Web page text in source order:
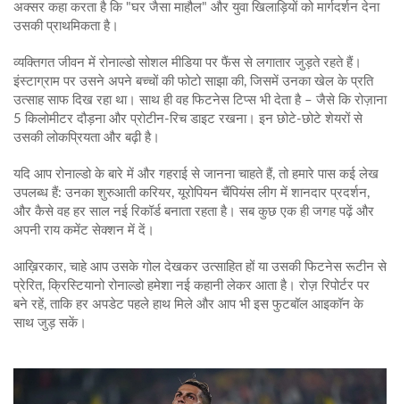
अक्सर कहा करता है कि "घर जैसा माहौल" और युवा खिलाड़ियों को मार्गदर्शन देना
उसकी प्राथमिकता है।
व्यक्तिगत जीवन में रोनाल्डो सोशल मीडिया पर फैंस से लगातार जुड़ते रहते हैं।
इंस्टाग्राम पर उसने अपने बच्चों की फोटो साझा की, जिसमें उनका खेल के प्रति
उत्साह साफ दिख रहा था। साथ ही वह फिटनेस टिप्स भी देता है – जैसे कि रोज़ाना
5 किलोमीटर दौड़ना और प्रोटीन‑रिच डाइट रखना। इन छोटे‑छोटे शेयरों से
उसकी लोकप्रियता और बढ़ी है।
यदि आप रोनाल्डो के बारे में और गहराई से जानना चाहते हैं, तो हमारे पास कई लेख
उपलब्ध हैं: उनका शुरुआती करियर, यूरोपियन चैंपियंस लीग में शानदार प्रदर्शन,
और कैसे वह हर साल नई रिकॉर्ड बनाता रहता है। सब कुछ एक ही जगह पढ़ें और
अपनी राय कमेंट सेक्शन में दें।
आख़िरकार, चाहे आप उसके गोल देखकर उत्साहित हों या उसकी फिटनेस रूटीन से
प्रेरित, क्रिस्‍टियानो रोनाल्डो हमेशा नई कहानी लेकर आता है। रोज़ रिपोर्टर पर
बने रहें, ताकि हर अपडेट पहले हाथ मिले और आप भी इस फुटबॉल आइकॉन के
साथ जुड़ सकें।